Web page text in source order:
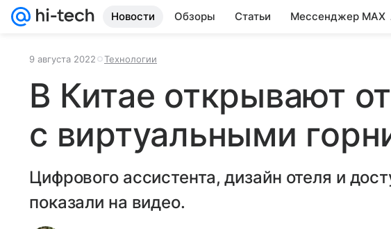
Новости Обзоры Статьи Мессенджер MAX
9 августа 2022 Технологии
В Китае открывают
с виртуальными
Цифрового ассистента, дизайн отеля и
показали на видео.